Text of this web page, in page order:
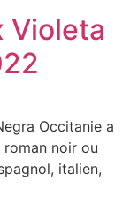
Violeta
Occitanie a
noir ou
italien,